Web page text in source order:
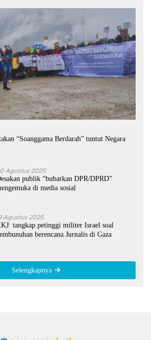
“Soanggama Berdarah” tuntut Negara
Agustus 2025
publik “bubarkan DPR/DPRD”
di media sosial
Agustus 2025
tangkap petinggi militer Israel soal
berencana Jurnalis di Gaza
Selengkapnya